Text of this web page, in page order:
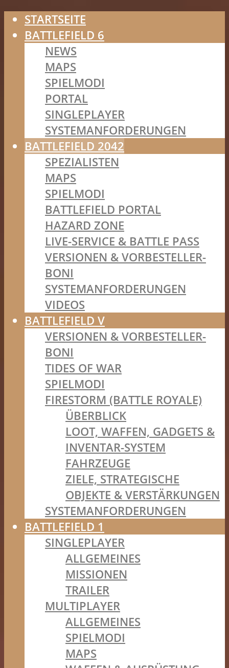
STARTSEITE
BATTLEFIELD 6
NEWS
MAPS
SPIELMODI
PORTAL
SINGLEPLAYER
SYSTEMANFORDERUNGEN
BATTLEFIELD 2042
SPEZIALISTEN
MAPS
SPIELMODI
BATTLEFIELD PORTAL
HAZARD ZONE
LIVE-SERVICE & BATTLE PASS
VERSIONEN & VORBESTELLER-
BONI
SYSTEMANFORDERUNGEN
VIDEOS
BATTLEFIELD V
VERSIONEN & VORBESTELLER-
BONI
TIDES OF WAR
SPIELMODI
FIRESTORM (BATTLE ROYALE)
ÜBERBLICK
LOOT, WAFFEN, GADGETS &
INVENTAR-SYSTEM
FAHRZEUGE
ZIELE, STRATEGISCHE
OBJEKTE & VERSTÄRKUNGEN
SYSTEMANFORDERUNGEN
BATTLEFIELD 1
SINGLEPLAYER
ALLGEMEINES
MISSIONEN
TRAILER
MULTIPLAYER
ALLGEMEINES
SPIELMODI
MAPS